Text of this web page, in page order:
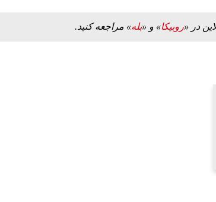
در «روبیکا» و «بله» مراجعه کنید.